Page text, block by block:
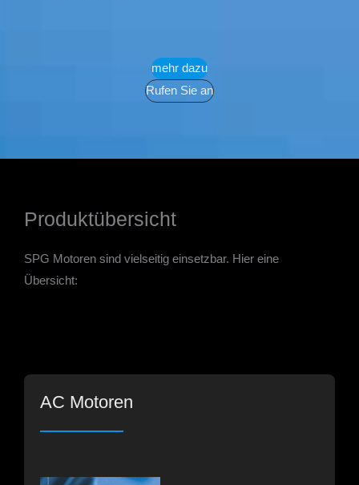
mehr dazu
Rufen Sie an
Produktübersicht
SPG Motoren sind vielseitig einsetzbar. Hier eine
Übersicht:
AC Motoren